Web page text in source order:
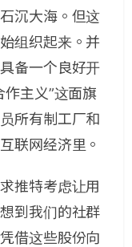
沉大海。但这
组织起来。并
备一个良好开
主义”这面旗
所有制工厂和
联网经济里。
推特考虑让用
到我们的社群
借这些股份向